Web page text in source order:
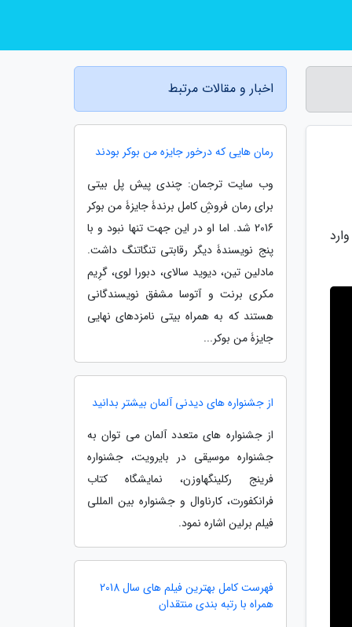
اخبار و مقالات مرتبط
رمان هایی که درخور جایزه من بوکر بودند
وب سایت ترجمان: چندی پیش پل بیتی
برای رمان فروشِ کامل برندۀ جایزۀ من بوکر
2016 شد. اما او در این جهت تنها نبود و با
پنج نویسندۀ دیگر رقابتی تنگاتنگ داشت.
مادلین تین، دیوید سالای، دبورا لوی، گرِیم
مکری برنت و آتوسا مشفق نویسندگانی
هستند که به همراه بیتی نامزدهای نهایی
جایزۀ من بوکر...
از جشنواره های دیدنی آلمان بیشتر بدانید
از جشنواره های متعدد آلمان می توان به
جشنواره موسیقی در بایرویت، جشنواره
فرینج رکلینگهاوزن، نمایشگاه کتاب
فرانکفورت، کارناوال و جشنواره بین المللی
فیلم برلین اشاره نمود.
فهرست کامل بهترین فیلم های سال 2018
همراه با رتبه بندی منتقدان